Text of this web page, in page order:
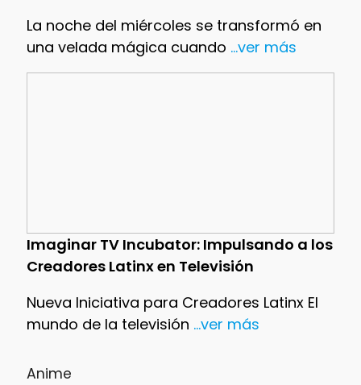
La noche del miércoles se transformó en
una velada mágica cuando ...ver más
Imaginar TV Incubator: Impulsando a los
Creadores Latinx en Televisión
Nueva Iniciativa para Creadores Latinx El
mundo de la televisión ...ver más
Anime